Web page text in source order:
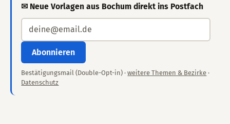
✉ Neue Vorlagen aus Bochum direkt ins Postfach
Abonnieren
Bestätigungsmail (Double-Opt-in) ·weitere Themen & Bezirke ·
Datenschutz